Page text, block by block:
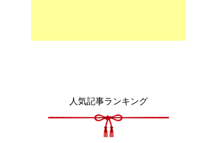
人気記事ランキング